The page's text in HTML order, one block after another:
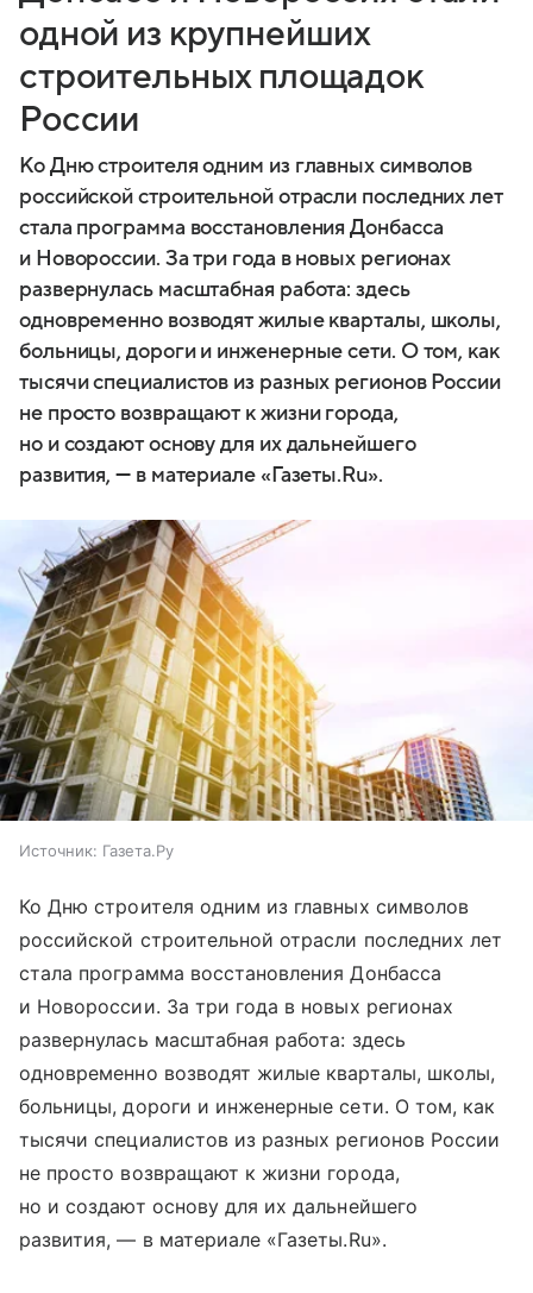
одной из крупнейших
строительных площадок
России
Ко Дню строителя одним из главных символов
российской строительной отрасли последних лет
стала программа восстановления Донбасса
и Новороссии. За три года в новых регионах
развернулась масштабная работа: здесь
одновременно возводят жилые кварталы, школы,
больницы, дороги и инженерные сети. О том, как
тысячи специалистов из разных регионов России
не просто возвращают к жизни города,
но и создают основу для их дальнейшего
развития, — в материале «Газеты.Ru».
Источник: Газета.Ру
Ко Дню строителя одним из главных символов
российской строительной отрасли последних лет
стала программа восстановления Донбасса
и Новороссии. За три года в новых регионах
развернулась масштабная работа: здесь
одновременно возводят жилые кварталы, школы,
больницы, дороги и инженерные сети. О том, как
тысячи специалистов из разных регионов России
не просто возвращают к жизни города,
но и создают основу для их дальнейшего
развития, — в материале «Газеты.Ru».